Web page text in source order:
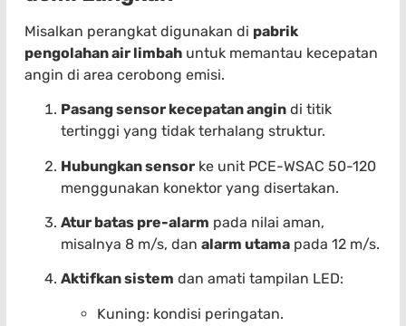
Misalkan perangkat digunakan di pabrik
pengolahan air limbah untuk memantau kecepatan
angin di area cerobong emisi.
Pasang sensor kecepatan angin di titik
tertinggi yang tidak terhalang struktur.
Hubungkan sensor ke unit PCE-WSAC 50-120
menggunakan konektor yang disertakan.
Atur batas pre-alarm pada nilai aman,
misalnya 8 m/s, dan alarm utama pada 12 m/s.
Aktifkan sistem dan amati tampilan LED:
Kuning: kondisi peringatan.